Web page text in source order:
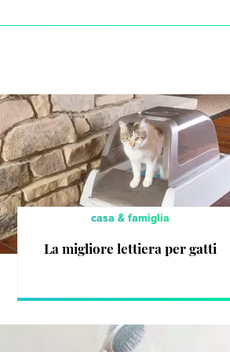
casa & famiglia
La migliore lettiera per gatti